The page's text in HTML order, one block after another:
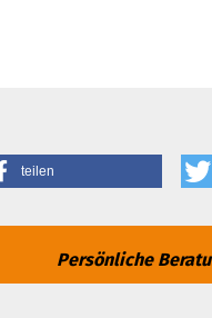
teilen
Persönliche